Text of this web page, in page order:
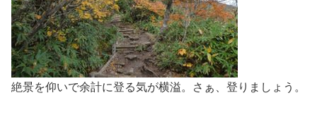
絶景を仰いで余計に登る気が横溢。さぁ、登りましょう。